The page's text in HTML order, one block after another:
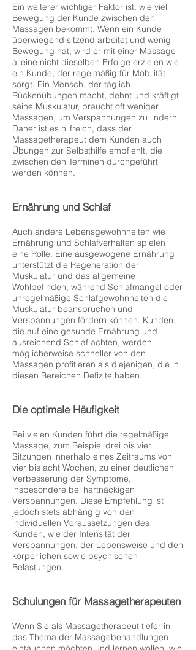
Ein weiterer wichtiger Faktor ist, wie viel
Bewegung der Kunde zwischen den
Massagen bekommt. Wenn ein Kunde
überwiegend sitzend arbeitet und wenig
Bewegung hat, wird er mit einer Massage
alleine nicht dieselben Erfolge erzielen wie
ein Kunde, der regelmäßig für Mobilität
sorgt. Ein Mensch, der täglich
Rückenübungen macht, dehnt und kräftigt
seine Muskulatur, braucht oft weniger
Massagen, um Verspannungen zu lindern.
Daher ist es hilfreich, dass der
Massagetherapeut dem Kunden auch
Übungen zur Selbsthilfe empfiehlt, die
zwischen den Terminen durchgeführt
werden können.
Ernährung und Schlaf
Auch andere Lebensgewohnheiten wie
Ernährung und Schlafverhalten spielen
eine Rolle. Eine ausgewogene Ernährung
unterstützt die Regeneration der
Muskulatur und das allgemeine
Wohlbefinden, während Schlafmangel oder
unregelmäßige Schlafgewohnheiten die
Muskulatur beanspruchen und
Verspannungen fördern können. Kunden,
die auf eine gesunde Ernährung und
ausreichend Schlaf achten, werden
möglicherweise schneller von den
Massagen profitieren als diejenigen, die in
diesen Bereichen Defizite haben.
Die optimale Häufigkeit
Bei vielen Kunden führt die regelmäßige
Massage, zum Beispiel drei bis vier
Sitzungen innerhalb eines Zeitraums von
vier bis acht Wochen, zu einer deutlichen
Verbesserung der Symptome,
insbesondere bei hartnäckigen
Verspannungen. Diese Empfehlung ist
jedoch stets abhängig von den
individuellen Voraussetzungen des
Kunden, wie der Intensität der
Verspannungen, der Lebensweise und den
körperlichen sowie psychischen
Belastungen.
Schulungen für Massagetherapeuten
Wenn Sie als Massagetherapeut tiefer in
das Thema der Massagebehandlungen